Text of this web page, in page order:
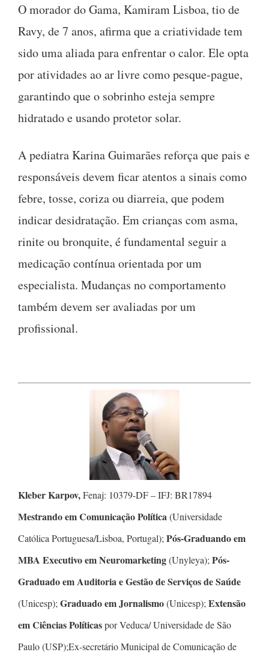
O morador do Gama, Kamiram Lisboa, tio de
Ravy, de 7 anos, afirma que a criatividade tem
sido uma aliada para enfrentar o calor. Ele opta
por atividades ao ar livre como pesque-pague,
garantindo que o sobrinho esteja sempre
hidratado e usando protetor solar.
A pediatra Karina Guimarães reforça que pais e
responsáveis devem ficar atentos a sinais como
febre, tosse, coriza ou diarreia, que podem
indicar desidratação. Em crianças com asma,
rinite ou bronquite, é fundamental seguir a
medicação contínua orientada por um
especialista. Mudanças no comportamento
também devem ser avaliadas por um
profissional.
Kleber Karpov,Fenaj: 10379-DF – IFJ: BR17894
Mestrando em Comunicação Política(Universidade
Católica Portuguesa/Lisboa, Portugal);Pós-Graduando em
MBA Executivo em Neuromarketing(Unyleya);Pós-
Graduado em Auditoria e Gestão de Serviços de Saúde
(Unicesp);Graduado em Jornalismo(Unicesp);Extensão
em Ciências Políticaspor Veduca/ Universidade de São
Paulo (USP);Ex-secretário Municipal de Comunicação de